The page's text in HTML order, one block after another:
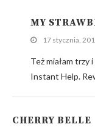
MY
17 stycznia,
Też miałam trzy
Instant Help.
CHERRY BELLE